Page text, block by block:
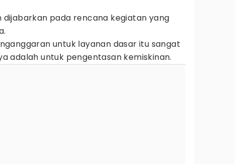
dijabarkan pada rencana kegiatan yang
untuk layanan dasar itu sangat
adalah untuk pengentasan kemiskinan.